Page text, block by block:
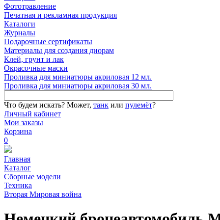
Фототравление
Печатная и рекламная продукция
Каталоги
Журналы
Подарочные сертификаты
Материалы для создания диорам
Клей, грунт и лак
Окрасочные маски
Проливка для миниатюры акриловая 12 мл.
Проливка для миниатюры акриловая 30 мл.
Что будем искать? Может, танк или пулемёт?
Личный кабинет
Мои заказы
Корзина
0
Главная
Каталог
Сборные модели
Техника
Вторая Мировая война